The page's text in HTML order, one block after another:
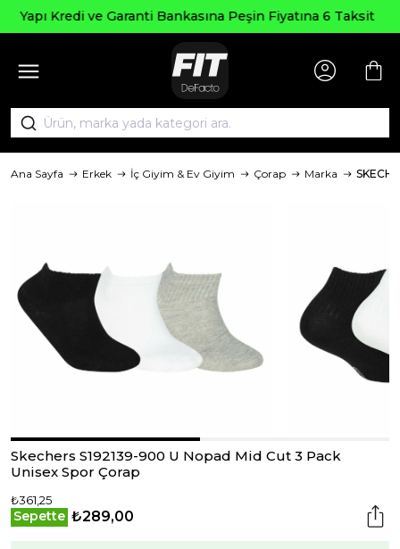
Peşin Fiyatına 6 Taksit
Ana Sayfa Erkek İç Giyim & Ev Giyim Çorap Marka
Skechers S192139-900 U Nopad Mid Cut 3 Pack
Unisex Spor Çorap
₺361,25
Sepette ₺289,00